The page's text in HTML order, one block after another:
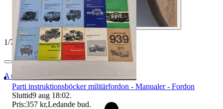
1/7
Auktionsbyra
Parti instruktionsböcker militärfordon - Manualer - Fordon
Sluttid9 aug 18:02.
Pris:357 kr,Ledande bud.